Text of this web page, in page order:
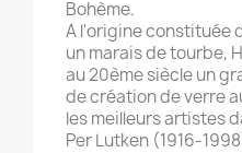
Bohème.
A l'origine constituée
un marais de tourbe,
au 20ème siècle un
de création de verre
les meilleurs artistes
Per Lutken (1916-